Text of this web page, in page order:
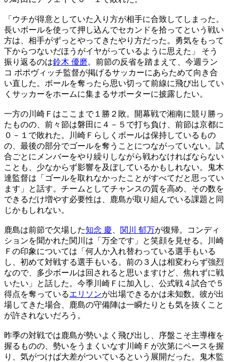
「ウチが得意としていた入り方が相手に合致してしまった。
長いボールを使って押し込んでセカンドを拾ってという戦い
方は、相手がずっとやってきたやり方だった。勇気をもって
下からつないだほうがイヤがっているように思えた」 そう
振り返るのは鈴木 優磨。前節の反省を踏まえて、今週ラン
コ ポポヴィッチ監督が掲げるサッカーにあらためて向き合
い直した。ボールを奪ったら思い切って前線に飛び出してい
くサッカーをホームに集まるサポーターに披露したい。
一方の川崎Ｆはここまで１勝２敗。開幕戦で湘南に競り勝っ
たものの、前々節は磐田に４－５で打ち負け、前節は京都に
０－１で敗れた。川崎Ｆらしくボールは保持しているもの
の、最後の部分でゴールを奪うことにつながっていない。試
合ごとにメンバーをやり繰りしながら戦わなければならない
ことも、少なからず影響を及ぼしているかもしれない。鬼木
達監督は「ゴールを取れなかったことがすべてだと思ってい
ます」と話す。チームとしてチャンスの質を高め、その数を
できるだけ増やす必要性は、鹿島が取り組んでいる課題と同
じかもしれない。
鹿島は前節で欠場した知念 慶 関川 郁万が復帰。コンディ
ションを聞かれた関川は「万全です」と笑顔を見せる。川崎
Ｆの印象については「何人か入れ替わっている選手もいる
し、初めて対戦する選手もいる。前の３人は相変わらず強烈
なので、多少ボールは回されると思いますけど、焦れずに戦
いたい」と話した。今季川崎Ｆに加入し、公式戦４試合で５
得点を奪っているエリソンが出場できるかは未知数。彼が出
場してきた場合、鹿島の守備陣は一瞬たりとも気を抜くこと
が許されないだろう。
昨季の対戦では鹿島が勢いよく飛び出し、序盤こそ主導権を
握るものの、勢いをうまくいなす川崎Ｆが次第にペースを握
り、気がつけば大差がついているという展開だった。鬼木監